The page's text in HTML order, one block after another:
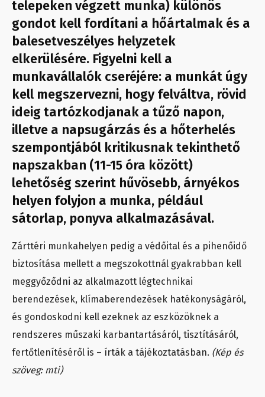
telepeken végzett munka) különös
gondot kell fordítani a hőártalmak és a
balesetveszélyes helyzetek
elkerülésére. Figyelni kell a
munkavállalók cseréjére: a munkát úgy
kell megszervezni, hogy felváltva, rövid
ideig tartózkodjanak a tűző napon,
illetve a napsugárzás és a hőterhelés
szempontjából kritikusnak tekinthető
napszakban (11-15 óra között)
lehetőség szerint hűvösebb, árnyékos
helyen folyjon a munka, például
sátorlap, ponyva alkalmazásával.
Zárttéri munkahelyen pedig a védőital és a pihenőidő
biztosítása mellett a megszokottnál gyakrabban kell
meggyőződni az alkalmazott légtechnikai
berendezések, klímaberendezések hatékonyságáról,
és gondoskodni kell ezeknek az eszközöknek a
rendszeres műszaki karbantartásáról, tisztításáról,
fertőtlenítéséről is – írták a tájékoztatásban. (Kép és
szöveg: mti)